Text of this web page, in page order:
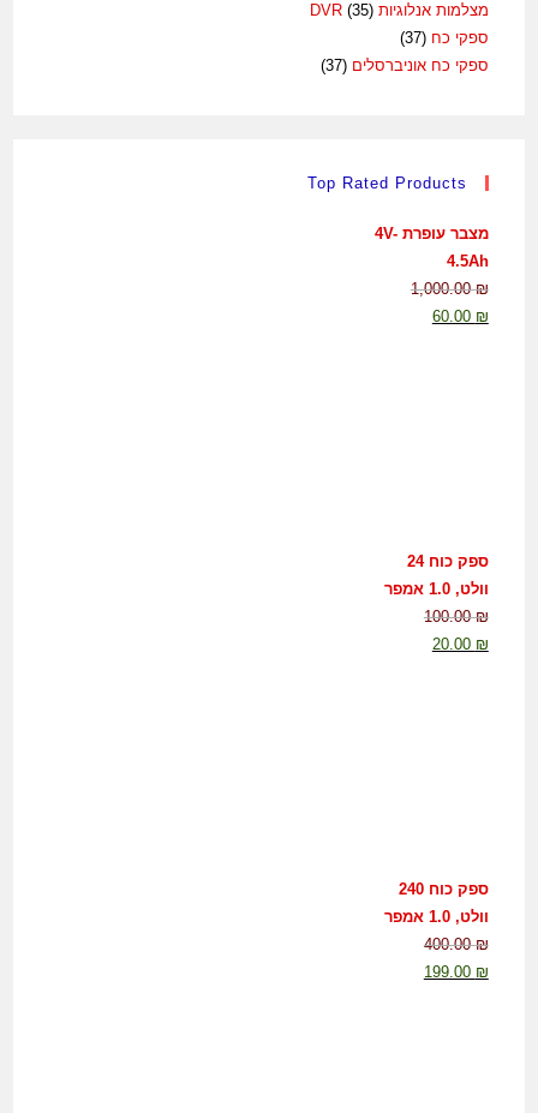
מצלמות אנלוגיות DVR(35)
ספקי כח (37)
ספקי כח אוניברסלים (37)
Top Rated Products
מצבר עופרת 4V-
4.5Ah
1,000.00₪
60.00 ₪
ספק כוח 24
וולט, 1.0 אמפר
100.00₪
20.00 ₪
ספק כוח 240
וולט, 1.0 אמפר
400.00₪
199.00 ₪